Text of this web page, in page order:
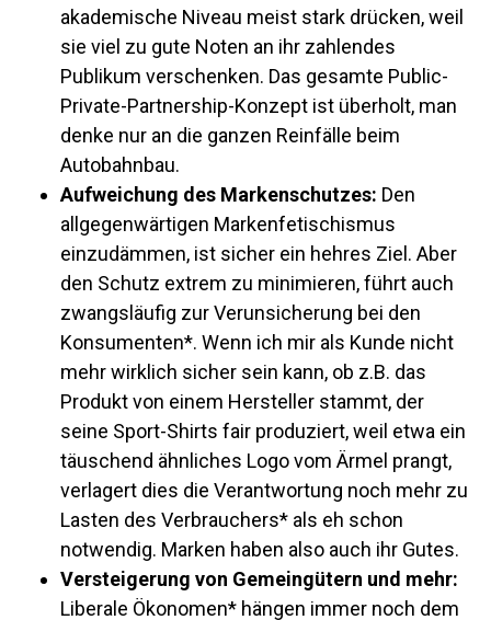
akademische Niveau meist stark drücken, weil
sie viel zu gute Noten an ihr zahlendes
Publikum verschenken. Das gesamte Public-
Private-Partnership-Konzept ist überholt, man
denke nur an die ganzen Reinfälle beim
Autobahnbau.
Aufweichung des Markenschutzes: Den
allgegenwärtigen Markenfetischismus
einzudämmen, ist sicher ein hehres Ziel. Aber
den Schutz extrem zu minimieren, führt auch
zwangsläufig zur Verunsicherung bei den
Konsumenten*. Wenn ich mir als Kunde nicht
mehr wirklich sicher sein kann, ob z.B. das
Produkt von einem Hersteller stammt, der
seine Sport-Shirts fair produziert, weil etwa ein
täuschend ähnliches Logo vom Ärmel prangt,
verlagert dies die Verantwortung noch mehr zu
Lasten des Verbrauchers* als eh schon
notwendig. Marken haben also auch ihr Gutes.
Versteigerung von Gemeingütern und mehr:
Liberale Ökonomen* hängen immer noch dem